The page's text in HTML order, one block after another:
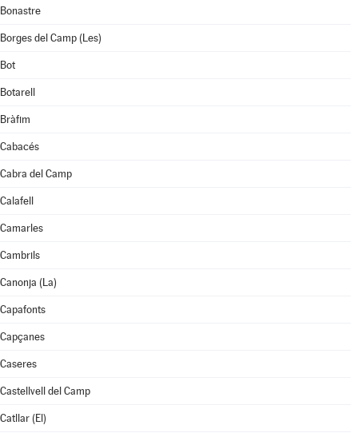
Bonastre
Borges del Camp (Les)
Bot
Botarell
Bràfim
Cabacés
Cabra del Camp
Calafell
Camarles
Cambrils
Canonja (La)
Capafonts
Capçanes
Caseres
Castellvell del Camp
Catllar (El)